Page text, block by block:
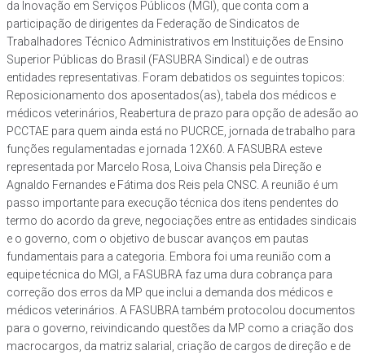
da Inovação em Serviços Públicos (MGI), que conta com a
participação de dirigentes da Federação de Sindicatos de
Trabalhadores Técnico Administrativos em Instituições de Ensino
Superior Públicas do Brasil (FASUBRA Sindical) e de outras
entidades representativas. Foram debatidos os seguintes topicos:
Reposicionamento dos aposentados(as), tabela dos médicos e
médicos veterinários, Reabertura de prazo para opção de adesão ao
PCCTAE para quem ainda está no PUCRCE, jornada de trabalho para
funções regulamentadas e jornada 12X60. A FASUBRA esteve
representada por Marcelo Rosa, Loiva Chansis pela Direção e
Agnaldo Fernandes e Fátima dos Reis pela CNSC. A reunião é um
passo importante para execução técnica dos itens pendentes do
termo do acordo da greve, negociações entre as entidades sindicais
e o governo, com o objetivo de buscar avanços em pautas
fundamentais para a categoria. Embora foi uma reunião com a
equipe técnica do MGI, a FASUBRA faz uma dura cobrança para
correção dos erros da MP que inclui a demanda dos médicos e
médicos veterinários. A FASUBRA também protocolou documentos
para o governo, reivindicando questões da MP como a criação dos
macrocargos, da matriz salarial, criação de cargos de direção e de